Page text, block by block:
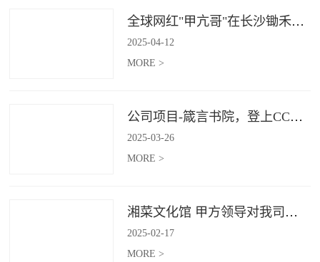
全球网红"甲亢哥"在长沙锄禾打造的杜甫江阁体验参观
2025-04-12
MORE >
公司项目-箴言书院，登上CCTV4《记住乡愁》
2025-03-26
MORE >
湘菜文化馆 甲方领导对我司授牌
2025-02-17
MORE >